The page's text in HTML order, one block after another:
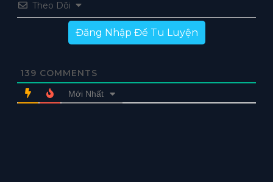
Theo Dõi
Đăng Nhập Để Tu Luyện
139 COMMENTS
Mới Nhất